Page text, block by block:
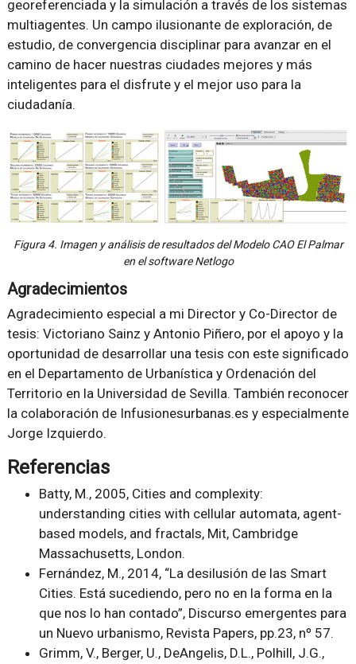
georeferenciada y la simulación a través de los sistemas
multiagentes. Un campo ilusionante de exploración, de
estudio, de convergencia disciplinar para avanzar en el
camino de hacer nuestras ciudades mejores y más
inteligentes para el disfrute y el mejor uso para la
ciudadanía.
Figura 4. Imagen y análisis de resultados del Modelo CAO El Palmar
en el software Netlogo
Agradecimientos
Agradecimiento especial a mi Director y Co-Director de
tesis: Victoriano Sainz y Antonio Piñero, por el apoyo y la
oportunidad de desarrollar una tesis con este significado
en el Departamento de Urbanística y Ordenación del
Territorio en la Universidad de Sevilla. También reconocer
la colaboración de Infusionesurbanas.es y especialmente
Jorge Izquierdo.
Referencias
Batty, M., 2005, Cities and complexity:
understanding cities with cellular automata, agent-
based models, and fractals, Mit, Cambridge
Massachusetts, London.
Fernández, M., 2014, “La desilusión de las Smart
Cities. Está sucediendo, pero no en la forma en la
que nos lo han contado”, Discurso emergentes para
un Nuevo urbanismo, Revista Papers, pp.23, nº 57.
Grimm, V., Berger, U., DeAngelis, D.L., Polhill, J.G.,